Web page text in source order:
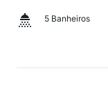
5 Banheiros